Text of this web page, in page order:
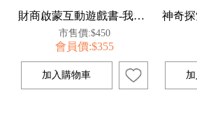
財商啟蒙互動遊戲書-我是理財小高手
市售價:$450
會員價:$355